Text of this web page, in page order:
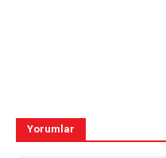
Yorumlar